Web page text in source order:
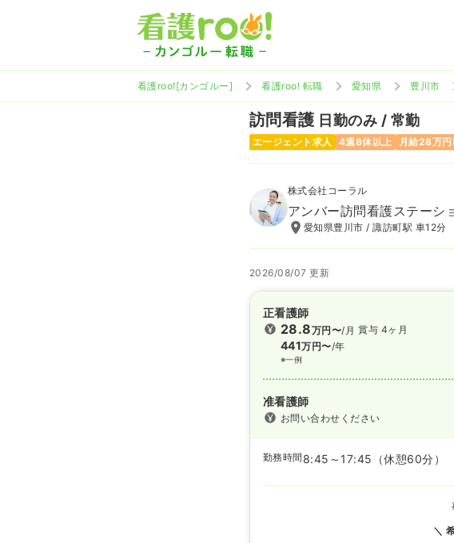
看護roo![カンゴルー] 看護roo! 転職 愛知県 豊川市
訪問看護 日勤のみ / 常勤
エージェント求人 4週8休以上 月給28万
株式会社コーラル
アンバー訪問看護ステーシ
愛知県豊川市 / 諏訪町駅 車12分
2026/08/07 更新
正看護師
28.8万円〜/月
441万円〜/年
※一例
賞与 4ヶ月
准看護師
お問い合わせください
勤務時間 8:45～17:45 （休憩60分）